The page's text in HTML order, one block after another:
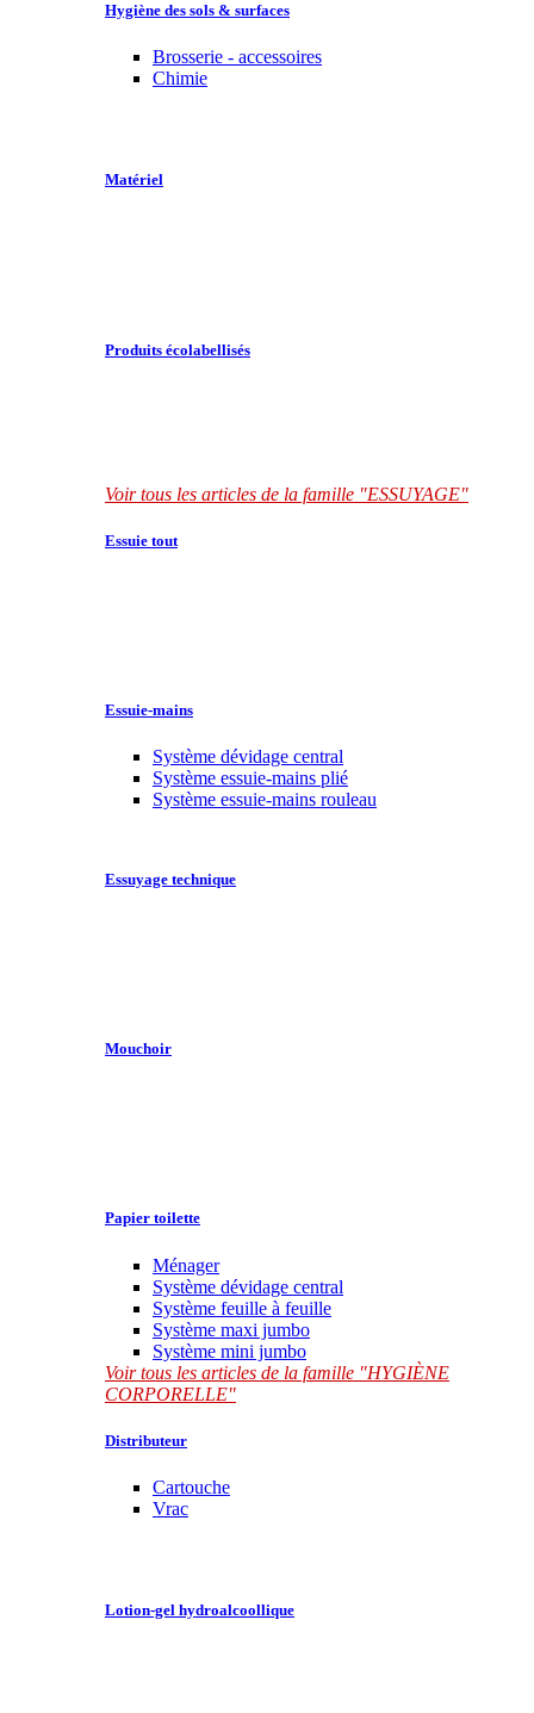
Hygiène des sols & surfaces
Brosserie - accessoires
Chimie
Matériel
Produits écolabellisés
Voir tous les articles de la famille "ESSUYAGE"
Essuie tout
Essuie-mains
Système dévidage central
Système essuie-mains plié
Système essuie-mains rouleau
Essuyage technique
Mouchoir
Papier toilette
Ménager
Système dévidage central
Système feuille à feuille
Système maxi jumbo
Système mini jumbo
Voir tous les articles de la famille "HYGIÈNE
CORPORELLE"
Distributeur
Cartouche
Vrac
Lotion-gel hydroalcoollique